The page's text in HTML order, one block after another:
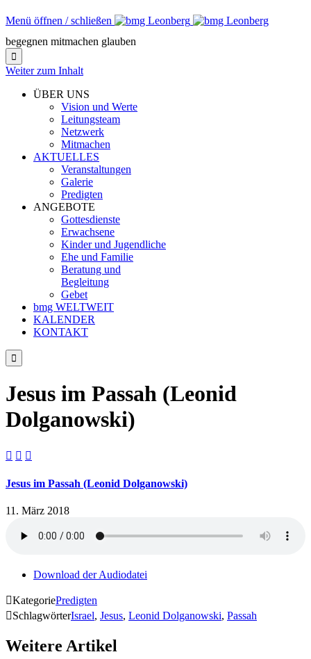
Menü öffnen / schließen
begegnen mitmachen glauben

Weiter zum Inhalt
ÜBER UNS
Vision und Werte
Leitungsteam
Netzwerk
Mitmachen
AKTUELLES
Veranstaltungen
Galerie
Predigten
ANGEBOTE
Gottesdienste
Erwachsene
Kinder und Jugendliche
Ehe und Familie
Beratung und
Begleitung
Gebet
bmg WELTWEIT
KALENDER
KONTAKT

Jesus im Passah (Leonid
Dolganowski)
  
Jesus im Passah (Leonid Dolganowski)
11. März 2018
Download der Audiodatei
KategoriePredigten
SchlagwörterIsrael, Jesus, Leonid Dolganowski, Passah
Weitere Artikel